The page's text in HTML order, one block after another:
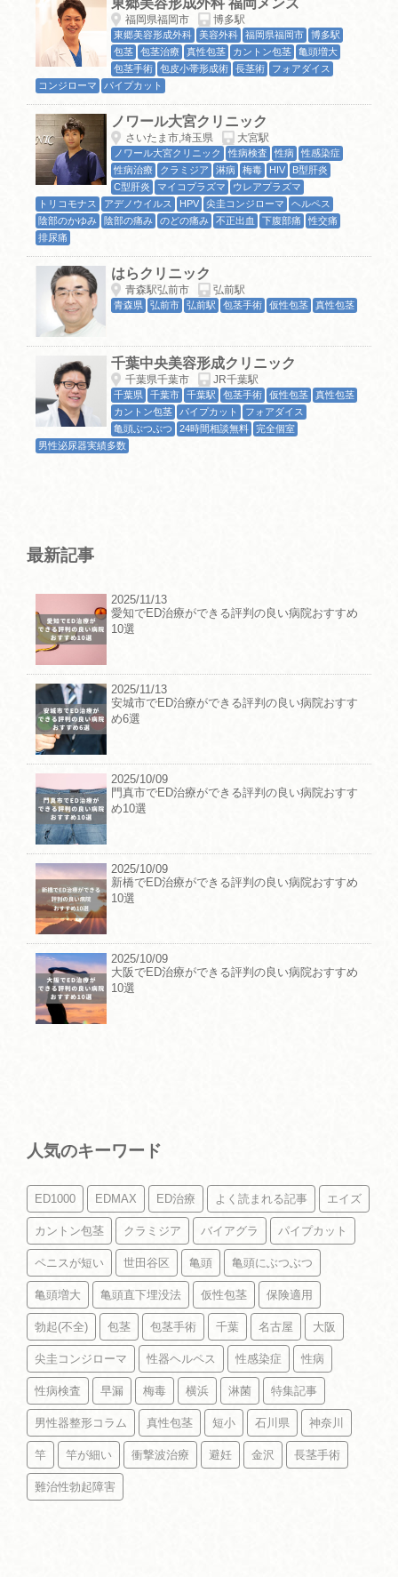
福岡県福岡市 博多駅
東郷美容形成外科 美容外科 福岡県福岡市
博多駅
包茎
包茎治療 真性包茎 カントン包茎
亀頭増大
包茎手術
包皮小帯形成術 長茎術
フォアダイス
コンジローマ
パイプカット
ノワール大宮クリニック
さいたま市,埼玉県 大宮駅
ノワール大宮クリニック 性病検査 性病
性感染症
性病治療
クラミジア 淋病 梅毒 HIV
B型肝炎
C型肝炎
マイコプラズマ
ウレアプラズマ
トリコモナス
アデノウイルス HPV 尖圭コンジローマ
ヘルペス
陰部のかゆみ
陰部の痛み のどの痛み 不正出血 下腹部痛
性交痛
排尿痛
はらクリニック
青森駅弘前市 弘前駅
青森県 弘前市 弘前駅 包茎手術 仮性包茎 真性包茎
千葉中央美容形成クリニック
千葉県千葉市 JR千葉駅
千葉県 千葉市 千葉駅 包茎手術 仮性包茎
真性包茎
カントン包茎
パイプカット
フォアダイス
亀頭ぶつぶつ
24時間相談無料
完全個室
男性泌尿器実績多数
最新記事
2025/11/13
愛知でED治療ができる評判の良い病院おすすめ
10選
2025/11/13
安城市でED治療ができる評判の良い病院おすす
め6選
2025/10/09
門真市でED治療ができる評判の良い病院おすす
め10選
2025/10/09
新橋でED治療ができる評判の良い病院おすすめ
10選
2025/10/09
大阪でED治療ができる評判の良い病院おすすめ
10選
人気のキーワード
ED1000 EDMAX ED治療 よく読まれる記事 エイズ
カントン包茎 クラミジア バイアグラ パイプカット
ペニスが短い 世田谷区 亀頭 亀頭にぶつぶつ
亀頭増大 亀頭直下埋没法 仮性包茎 保険適用
勃起(不全) 包茎 包茎手術 千葉 名古屋 大阪
尖圭コンジローマ 性器ヘルペス 性感染症 性病
性病検査 早漏 梅毒 横浜 淋菌 特集記事
男性器整形コラム 真性包茎 短小 石川県 神奈川
竿 竿が細い 衝撃波治療 避妊 金沢 長茎手術
難治性勃起障害